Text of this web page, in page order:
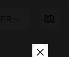
FR